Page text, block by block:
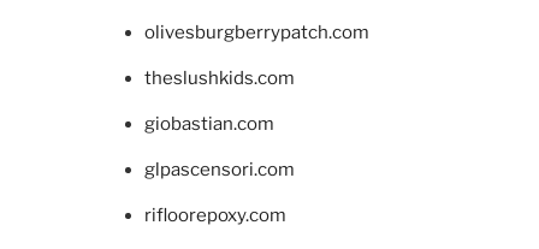
olivesburgberrypatch.com
theslushkids.com
giobastian.com
glpascensori.com
rifloorepoxy.com